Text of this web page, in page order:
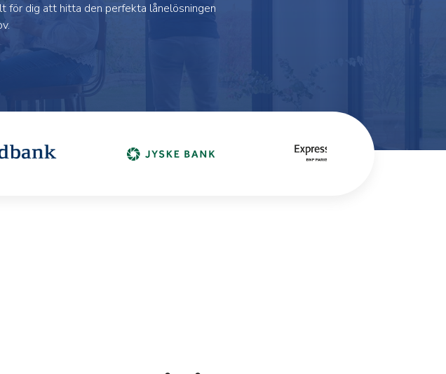
för dig att hitta den perfekta lånelösningen